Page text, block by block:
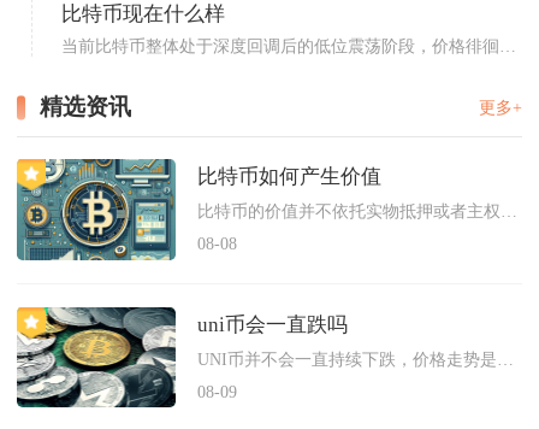
比特币现在什么样
当前比特币整体处于深度回调后的低位震荡阶段，价格徘徊
精选资讯 更多+
比特币如何产生价值
08-08
uni币会一直跌吗
08-09